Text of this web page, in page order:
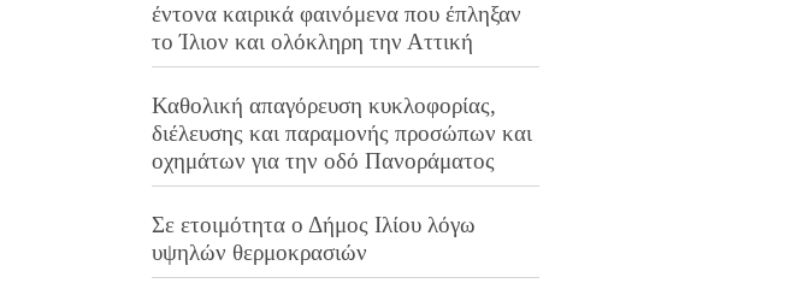
έντονα καιρικά φαινόμενα που έπληξαν
το Ίλιον και ολόκληρη την Αττική
Καθολική απαγόρευση κυκλοφορίας,
διέλευσης και παραμονής προσώπων και
οχημάτων για την οδό Πανοράματος
Σε ετοιμότητα ο Δήμος Ιλίου λόγω
υψηλών θερμοκρασιών